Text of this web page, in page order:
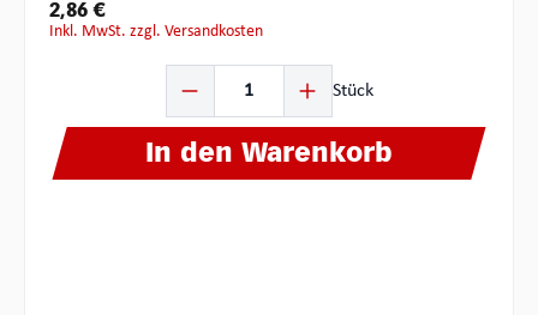
2,86 €
inkl. MwSt. zzgl. Versandkosten
Stück
In den Warenkorb